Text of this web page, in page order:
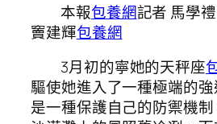
本報包養網記者 馬學
竇建輝包養網
3月初的寧她的天秤座
驅使她進入了一種極端的
是一種保護自己的防禦機